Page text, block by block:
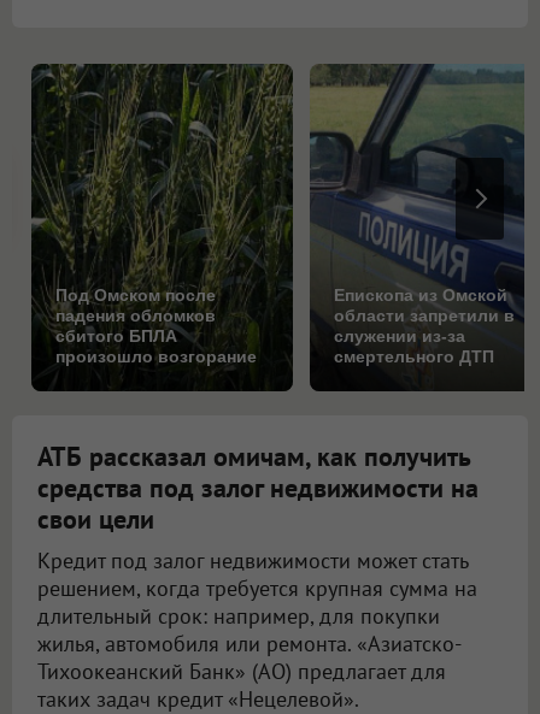
Под Омском после
падения обломков
сбитого БПЛА
произошло возгорание
Епископа из Омской
области запретили в
служении из-за
смертельного ДТП
АТБ рассказал омичам, как получить
средства под залог недвижимости на
свои цели
Кредит под залог недвижимости может стать
решением, когда требуется крупная сумма на
длительный срок: например, для покупки
жилья, автомобиля или ремонта. «Азиатско-
Тихоокеанский Банк» (АО) предлагает для
таких задач кредит «Нецелевой».